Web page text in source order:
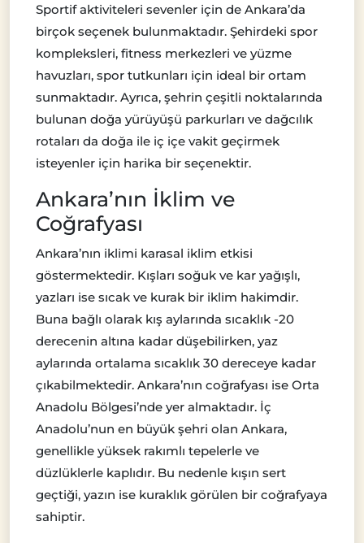
Sportif aktiviteleri sevenler için de Ankara’da
birçok seçenek bulunmaktadır. Şehirdeki spor
kompleksleri, fitness merkezleri ve yüzme
havuzları, spor tutkunları için ideal bir ortam
sunmaktadır. Ayrıca, şehrin çeşitli noktalarında
bulunan doğa yürüyüşü parkurları ve dağcılık
rotaları da doğa ile iç içe vakit geçirmek
isteyenler için harika bir seçenektir.
Ankara’nın İklim ve
Coğrafyası
Ankara’nın iklimi karasal iklim etkisi
göstermektedir. Kışları soğuk ve kar yağışlı,
yazları ise sıcak ve kurak bir iklim hakimdir.
Buna bağlı olarak kış aylarında sıcaklık -20
derecenin altına kadar düşebilirken, yaz
aylarında ortalama sıcaklık 30 dereceye kadar
çıkabilmektedir. Ankara’nın coğrafyası ise Orta
Anadolu Bölgesi’nde yer almaktadır. İç
Anadolu’nun en büyük şehri olan Ankara,
genellikle yüksek rakımlı tepelerle ve
düzlüklerle kaplıdır. Bu nedenle kışın sert
geçtiği, yazın ise kuraklık görülen bir coğrafyaya
sahiptir.